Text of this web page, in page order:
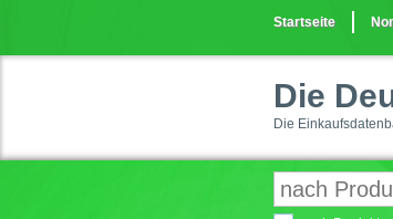
Startseite
Die
Die